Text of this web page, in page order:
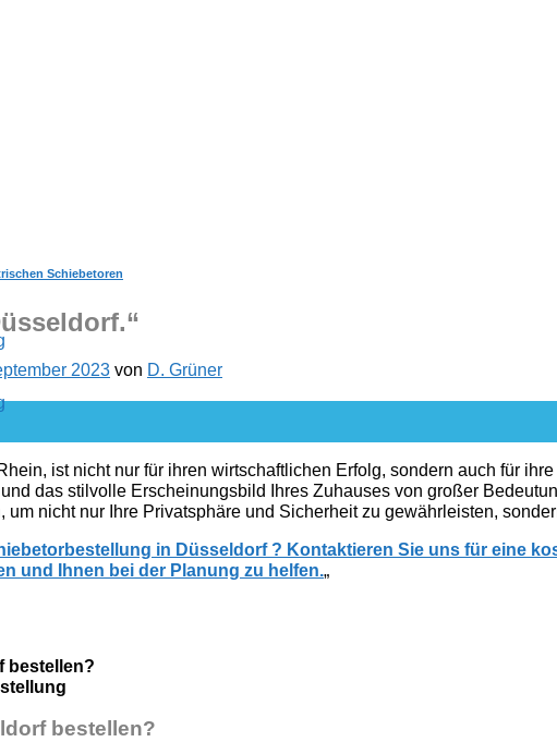
Schiebetoren
2023 von D. Grüner
ist nicht nur für ihren wirtschaftlichen Erfolg, sondern auch für
das stilvolle Erscheinungsbild Ihres Zuhauses von großer
nicht nur Ihre Privatsphäre und Sicherheit zu gewährleisten,
in Düsseldorf ? Kontaktieren Sie uns für eine
und Ihnen bei der Planung zu helfen.„
bestellen?
bestellen?